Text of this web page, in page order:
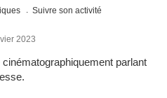
Suivre son activité
2023
parlant